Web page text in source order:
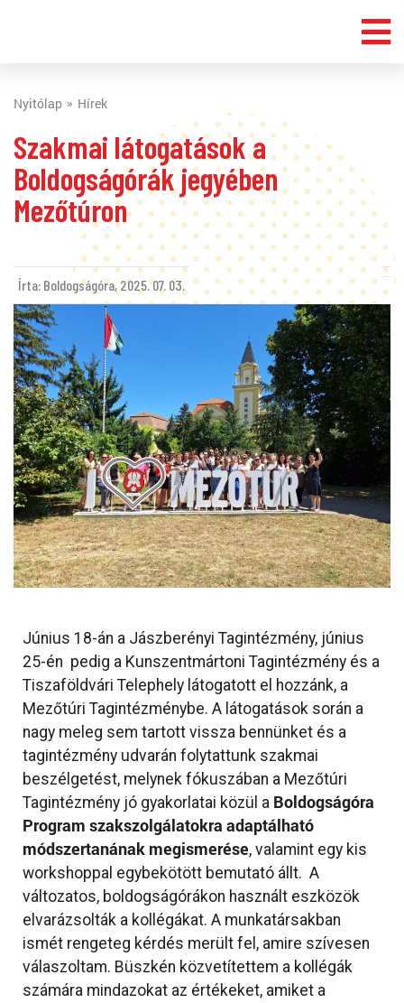
Nyitólap Hírek
Szakmai látogatások a
Boldogságórák jegyében
Mezőtúron
Írta: Boldogságóra, 2025. 07. 03.
Június 18-án a Jászberényi Tagintézmény, június
25-én pedig a Kunszentmártoni Tagintézmény és a
Tiszaföldvári Telephely látogatott el hozzánk, a
Mezőtúri Tagintézménybe. A látogatások során a
nagy meleg sem tartott vissza bennünket és a
tagintézmény udvarán folytattunk szakmai
beszélgetést, melynek fókuszában a Mezőtúri
Tagintézmény jó gyakorlatai közül a Boldogságóra
Program szakszolgálatokra adaptálható
módszertanának megismerése, valamint egy kis
workshoppal egybekötött bemutató állt. A
változatos, boldogságórákon használt eszközök
elvarázsolták a kollégákat. A munkatársakban
ismét rengeteg kérdés merült fel, amire szívesen
válaszoltam. Büszkén közvetítettem a kollégák
számára mindazokat az értékeket, amiket a